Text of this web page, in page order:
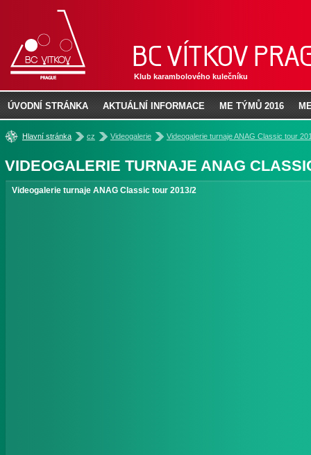
Hlavní stránka
» cz» Videogalerie
» Videogalerie turnaje ANAG Classic tour
VIDEOGALERIE TURNAJE ANAG
Videogalerie turnaje ANAG Classic tour 2013/2
Klub karambolového kulečníku
ÚVODNÍ STRÁNKA AKTUÁLNÍ INFORMACE ME TÝMŮ 2016